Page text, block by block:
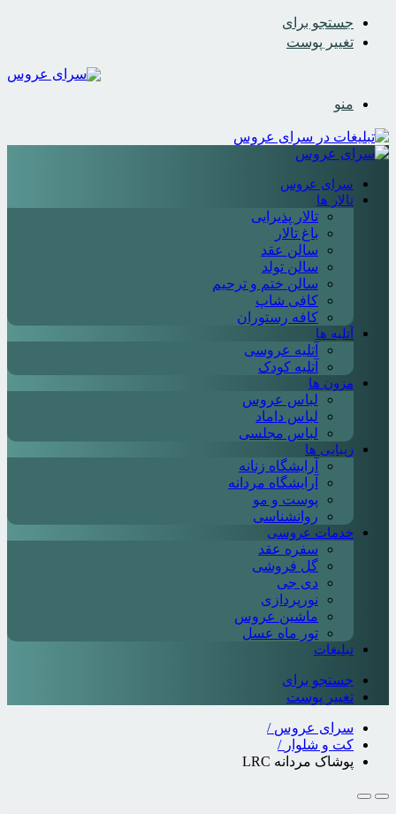
جستجو برای
تغییر پوست
منو
سرای عروس
تالار ها
تالار پذیرایی
باغ تالار
سالن عقد
سالن تولد
سالن ختم و ترحیم
کافی شاپ
کافه رستوران
آتلیه ها
آتلیه عروسی
آتلیه کودک
مزون ها
لباس عروس
لباس داماد
لباس مجلسی
زیبایی ها
آرایشگاه زنانه
آرایشگاه مردانه
پوست و مو
روانشناسی
خدمات عروسی
سفره عقد
گل فروشی
دی جی
نورپردازی
ماشین عروس
تور ماه عسل
تبلیغات
جستجو برای
تغییر پوست
سرای عروس /
کت و شلوار /
پوشاک مردانه LRC